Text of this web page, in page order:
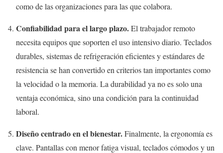
como de las organizaciones para las que colabora.
Confiabilidad para el largo plazo.El trabajador remoto
necesita equipos que soporten el uso intensivo diario. Teclados
durables, sistemas de refrigeración eficientes y estándares de
resistencia se han convertido en criterios tan importantes como
la velocidad o la memoria. La durabilidad ya no es solo una
ventaja económica, sino una condición para la continuidad
laboral.
Diseño centrado en el bienestar.Finalmente, la ergonomía es
clave. Pantallas con menor fatiga visual, teclados cómodos y un